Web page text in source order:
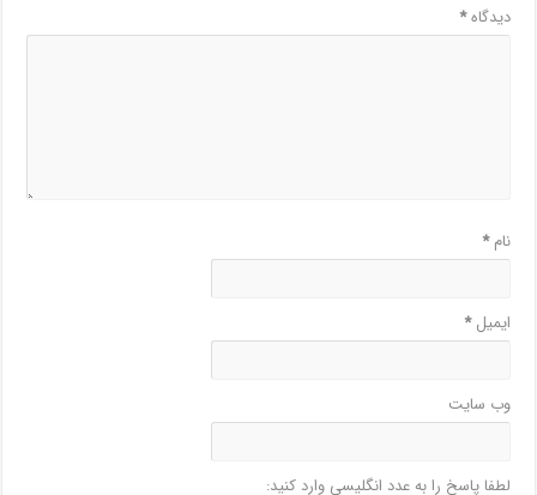
دیدگاه*
نام*
ایمیل*
وب‌ سایت
لطفا پاسخ را به عدد انگلیسی وارد کنید: